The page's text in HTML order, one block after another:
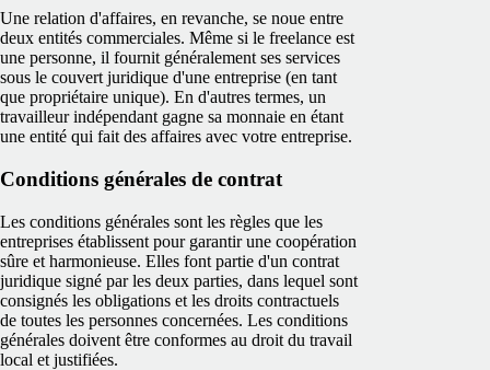
Une relation d'affaires, en revanche, se noue entre
deux entités commerciales. Même si le freelance est
une personne, il fournit généralement ses services
sous le couvert juridique d'une entreprise (en tant
que propriétaire unique). En d'autres termes, un
travailleur indépendant gagne sa monnaie en étant
une entité qui fait des affaires avec votre entreprise.
Conditions générales de contrat
Les conditions générales sont les règles que les
entreprises établissent pour garantir une coopération
sûre et harmonieuse. Elles font partie d'un contrat
juridique signé par les deux parties, dans lequel sont
consignés les obligations et les droits contractuels
de toutes les personnes concernées. Les conditions
générales doivent être conformes au droit du travail
local et justifiées.